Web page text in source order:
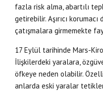
fazla risk alma, abartılı
getirebilir. Aşırıcı
çatışmalara girmemekte
17 Eylül tarihinde Mars-
İlişkilerdeki yaralara,
öfkeye neden olabilir.
anlarda eski yaralar